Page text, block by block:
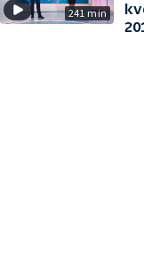
241 min